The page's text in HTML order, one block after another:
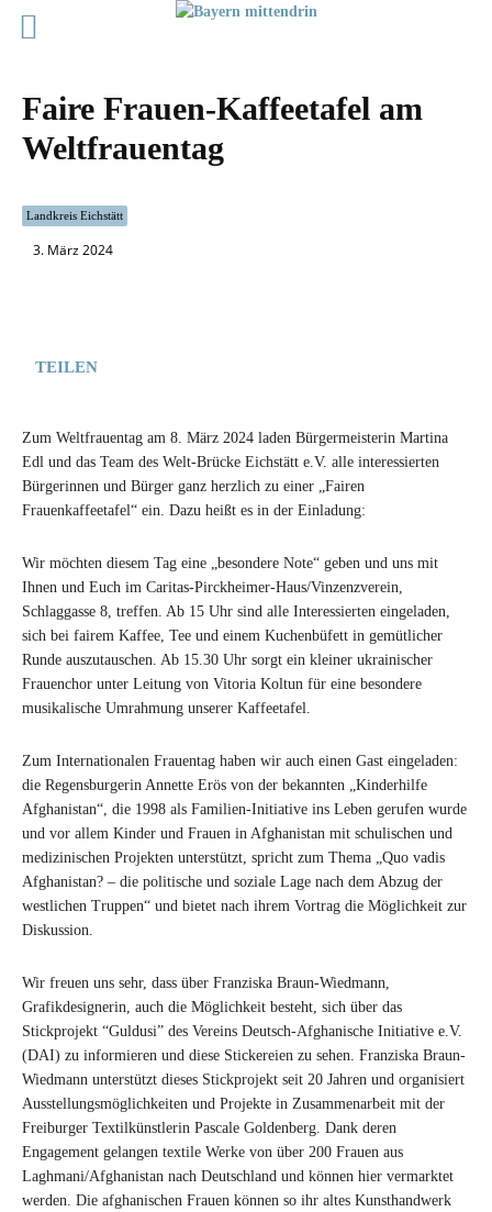
Faire Frauen-Kaffeetafel am
Weltfrauentag
Landkreis Eichstätt
3. März 2024
TEILEN
Zum Weltfrauentag am 8. März 2024 laden Bürgermeisterin Martina
Edl und das Team des Welt-Brücke Eichstätt e.V. alle interessierten
Bürgerinnen und Bürger ganz herzlich zu einer „Fairen
Frauenkaffeetafel“ ein. Dazu heißt es in der Einladung:
Wir möchten diesem Tag eine „besondere Note“ geben und uns mit
Ihnen und Euch im Caritas-Pirckheimer-Haus/Vinzenzverein,
Schlaggasse 8, treffen. Ab 15 Uhr sind alle Interessierten eingeladen,
sich bei fairem Kaffee, Tee und einem Kuchenbüfett in gemütlicher
Runde auszutauschen. Ab 15.30 Uhr sorgt ein kleiner ukrainischer
Frauenchor unter Leitung von Vitoria Koltun für eine besondere
musikalische Umrahmung unserer Kaffeetafel.
Zum Internationalen Frauentag haben wir auch einen Gast eingeladen:
die Regensburgerin Annette Erös von der bekannten „Kinderhilfe
Afghanistan“, die 1998 als Familien-Initiative ins Leben gerufen wurde
und vor allem Kinder und Frauen in Afghanistan mit schulischen und
medizinischen Projekten unterstützt, spricht zum Thema „Quo vadis
Afghanistan? – die politische und soziale Lage nach dem Abzug der
westlichen Truppen“ und bietet nach ihrem Vortrag die Möglichkeit zur
Diskussion.
Wir freuen uns sehr, dass über Franziska Braun-Wiedmann,
Grafikdesignerin, auch die Möglichkeit besteht, sich über das
Stickprojekt “Guldusi” des Vereins Deutsch-Afghanische Initiative e.V.
(DAI) zu informieren und diese Stickereien zu sehen. Franziska Braun-
Wiedmann unterstützt dieses Stickprojekt seit 20 Jahren und organisiert
Ausstellungsmöglichkeiten und Projekte in Zusammenarbeit mit der
Freiburger Textilkünstlerin Pascale Goldenberg. Dank deren
Engagement gelangen textile Werke von über 200 Frauen aus
Laghmani/Afghanistan nach Deutschland und können hier vermarktet
werden. Die afghanischen Frauen können so ihr altes Kunsthandwerk